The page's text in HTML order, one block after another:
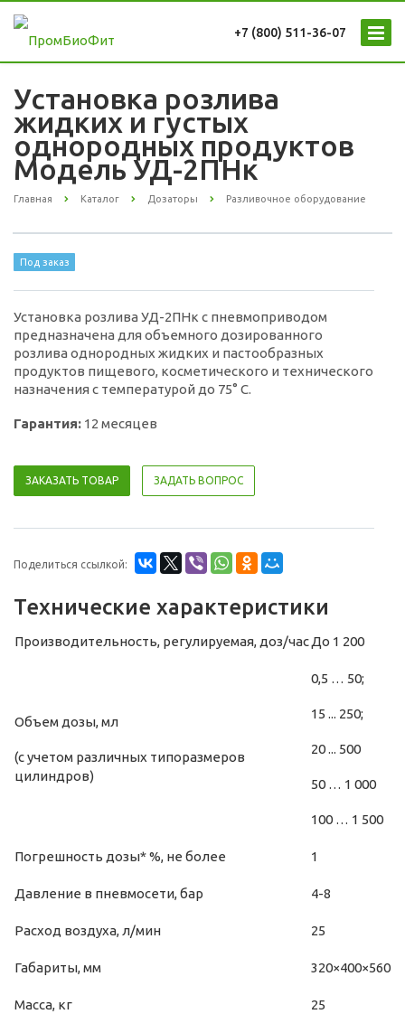
+7 (800) 511-36-07
Установка розлива
жидких и густых
однородных продуктов
Модель УД-2ПНк
Главная Каталог Дозаторы Разливочное оборудование
Под заказ
Установка розлива УД-2ПНк с пневмоприводом
предназначена для объемного дозированного
розлива однородных жидких и пастообразных
продуктов пищевого, косметического и технического
назначения с температурой до 75° С.
Гарантия: 12 месяцев
ЗАКАЗАТЬ ТОВАР ЗАДАТЬ ВОПРОС
Поделиться ссылкой:
Технические характеристики
Производительность, регулируемая, доз/часДо 1 200
Объем дозы, мл
(с учетом различных типоразмеров
цилиндров)
0,5 … 50;
15 ... 250;
20 ... 500
50 … 1 000
100 … 1 500
Погрешность дозы* %, не более 1
Давление в пневмосети, бар 4-8
Расход воздуха, л/мин 25
Габариты, мм 320×400×560
Масса, кг 25